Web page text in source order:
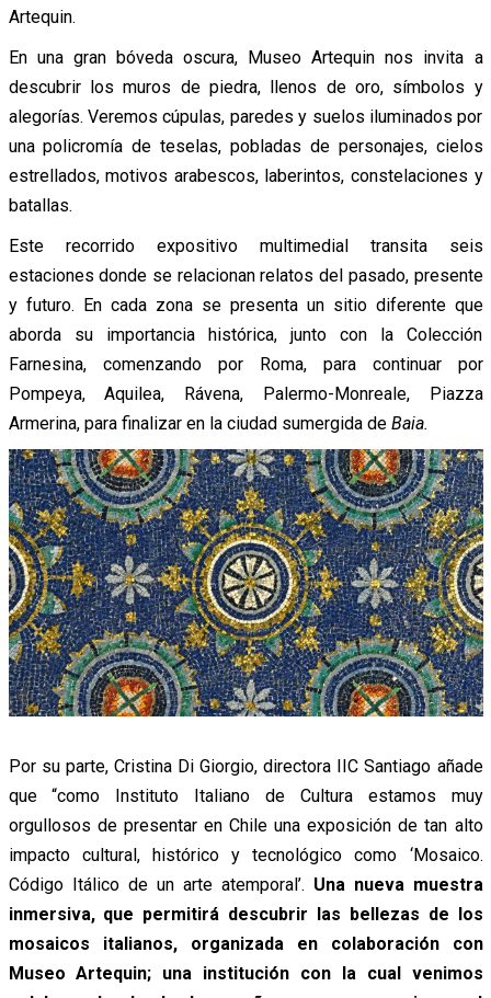
Artequin.
En una gran bóveda oscura, Museo Artequin nos invita a
descubrir los muros de piedra, llenos de oro, símbolos y
alegorías. Veremos cúpulas, paredes y suelos iluminados por
una policromía de teselas, pobladas de personajes, cielos
estrellados, motivos arabescos, laberintos, constelaciones y
batallas.
Este recorrido expositivo multimedial transita seis
estaciones donde se relacionan relatos del pasado, presente
y futuro. En cada zona se presenta un sitio diferente que
aborda su importancia histórica, junto con la Colección
Farnesina, comenzando por Roma, para continuar por
Pompeya, Aquilea, Rávena, Palermo-Monreale, Piazza
Armerina, para finalizar en la ciudad sumergida de Baia.
Por su parte, Cristina Di Giorgio, directora IIC Santiago añade
que “como Instituto Italiano de Cultura estamos muy
orgullosos de presentar en Chile una exposición de tan alto
impacto cultural, histórico y tecnológico como ‘Mosaico.
Código Itálico de un arte atemporal’. Una nueva muestra
inmersiva, que permitirá descubrir las bellezas de los
mosaicos italianos, organizada en colaboración con
Museo Artequin; una institución con la cual venimos